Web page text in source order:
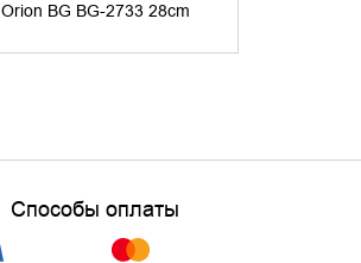
Orion BG BG-2733 28cm
Способы оплаты